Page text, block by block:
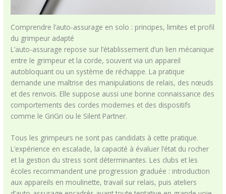
Comprendre l’auto-assurage en solo : principes, limites et profil
du grimpeur adapté
L’auto-assurage repose sur l’établissement d’un lien mécanique
entre le grimpeur et la corde, souvent via un appareil
autobloquant ou un système de réchappe. La pratique
demande une maîtrise des manipulations de relais, des nœuds
et des renvois. Elle suppose aussi une bonne connaissance des
comportements des cordes modernes et des dispositifs
comme le GriGri ou le Silent Partner.
Tous les grimpeurs ne sont pas candidats à cette pratique.
L’expérience en escalade, la capacité à évaluer l’état du rocher
et la gestion du stress sont déterminantes. Les clubs et les
écoles recommandent une progression graduée : introduction
aux appareils en moulinette, travail sur relais, puis ateliers